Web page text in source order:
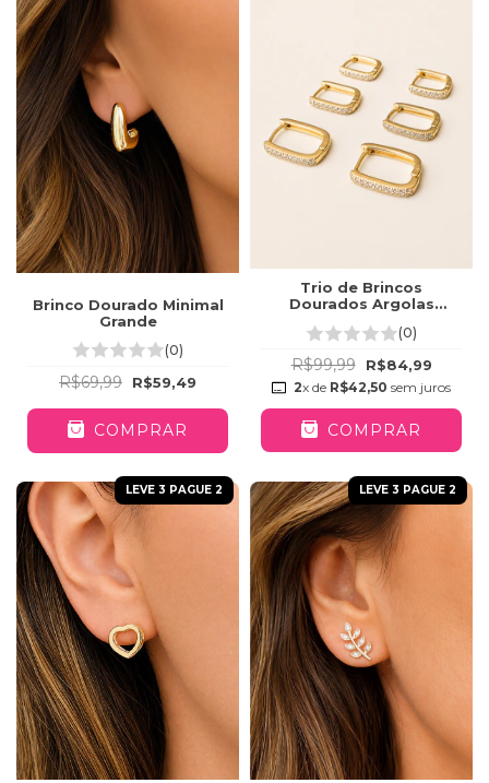
Brinco Dourado Minimal
Grande
(0)
R$69,99 R$59,49
COMPRAR
Trio de Brincos
Dourados Argolas
(0)
R$99,99 R$84,99
2x de R$42,50 sem juros
COMPRAR
LEVE 3 PAGUE 2 LEVE 3 PAGUE 2